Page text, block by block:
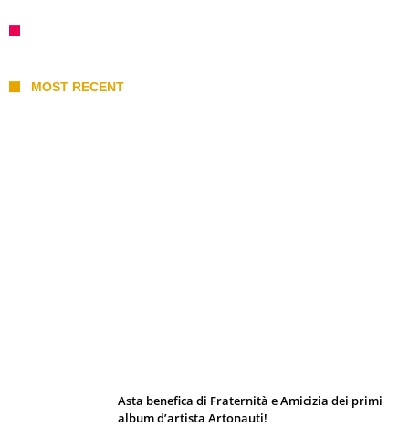
MOST RECENT
Asta benefica di Fraternità e Amicizia dei primi
album d’artista Artonauti!